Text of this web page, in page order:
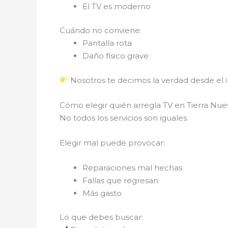
El TV es moderno
Cuándo no conviene:
Pantalla rota
Daño físico grave
Nosotros te decimos la verdad desde el
Cómo elegir quién arregla TV en Tierra
No todos los servicios son iguales.
Elegir mal puede provocar:
Reparaciones mal hechas
Fallas que regresan
Más gasto
Lo que debes buscar: